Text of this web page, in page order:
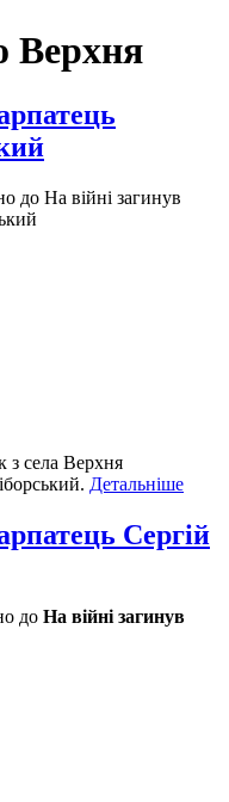
Верхня
до На війні загинув
з села Верхня
Детальніше
Сергій
до На війні загинув